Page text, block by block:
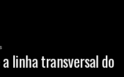
linha transversal do